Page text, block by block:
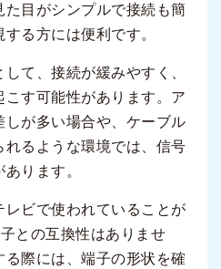
目がシンプルで接続も簡
る方には便利です。
て、接続が緩みやすく、
す可能性があります。ア
しが多い場合や、ケーブル
るような環境では、信号
ります。
ビで使われていることが
との互換性はありませ
際には、端子の形状を確